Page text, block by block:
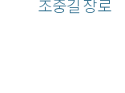
조중길 장로